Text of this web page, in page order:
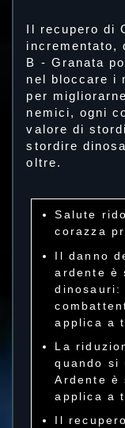
Il recupero di
incrementato,
B - Granata
nel bloccare i
per
nemici, ogni
valore di
stordire
oltre.
Salute
corazza
Il danno
ardente è
dinosauri:
applica a
La
quando si
Ardente è
applica a
Il